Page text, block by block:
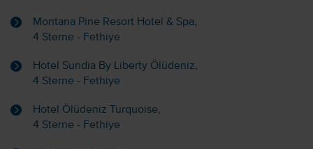
Montana Pine Resort Hotel & Spa,
4 Sterne - Fethiye
Hotel Sundia By Liberty Ölüdeniz,
4 Sterne - Fethiye
Hotel Ölüdeniz Turquoise,
4 Sterne - Fethiye